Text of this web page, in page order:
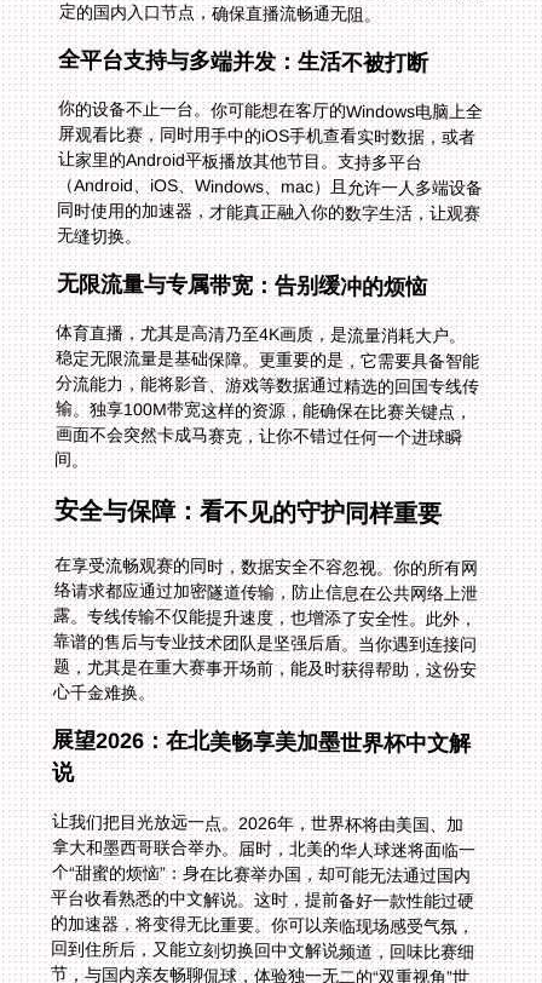
定的国内入口节点，确保直播流畅通无阻。
全平台支持与多端并发：生活不被打断
你的设备不止一台。你可能想在客厅的Windows电脑上全
屏观看比赛，同时用手中的iOS手机查看实时数据，或者
让家里的Android平板播放其他节目。支持多平台
（Android、iOS、Windows、mac）且允许一人多端设备
同时使用的加速器，才能真正融入你的数字生活，让观赛
无缝切换。
无限流量与专属带宽：告别缓冲的烦恼
体育直播，尤其是高清乃至4K画质，是流量消耗大户。
稳定无限流量是基础保障。更重要的是，它需要具备智能
分流能力，能将影音、游戏等数据通过精选的回国专线传
输。独享100M带宽这样的资源，能确保在比赛关键点，
画面不会突然卡成马赛克，让你不错过任何一个进球瞬
间。
安全与保障：看不见的守护同样重要
在享受流畅观赛的同时，数据安全不容忽视。你的所有网
络请求都应通过加密隧道传输，防止信息在公共网络上泄
露。专线传输不仅能提升速度，也增添了安全性。此外，
靠谱的售后与专业技术团队是坚强后盾。当你遇到连接问
题，尤其是在重大赛事开场前，能及时获得帮助，这份安
心千金难换。
展望2026：在北美畅享美加墨世界杯中文解
说
让我们把目光放远一点。2026年，世界杯将由美国、加
拿大和墨西哥联合举办。届时，北美的华人球迷将面临一
个“甜蜜的烦恼”：身在比赛举办国，却可能无法通过国内
平台收看熟悉的中文解说。这时，提前备好一款性能过硬
的加速器，将变得无比重要。你可以亲临现场感受气氛，
回到住所后，又能立刻切换回中文解说频道，回味比赛细
节，与国内亲友畅聊侃球，体验独一无二的“双重视角”世